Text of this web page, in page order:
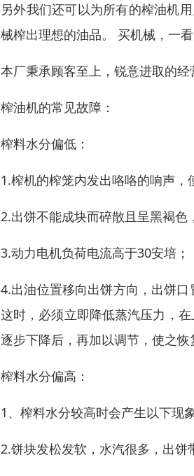
另外我们还可以为所有的榨油机
械榨出理想的油品。 买机械，一看
本厂秉承顾客至上，锐意进取的
榨油机的常见故障：
榨料水分偏低：
1.榨机的榨笼内发出咯咯的响声，
2.出饼不能成块而碎散且呈黑褐色
3.动力电机负荷电流高于30安培；
4.出油位置移向出饼方向，出饼
这时，必须立即降低蒸汽压力，
逐步下降后，再加以调节，使之恢
榨料水分偏高：
1、榨料水分较高时会产生以下现
2.饼块发松发软，水汽很多，出饼